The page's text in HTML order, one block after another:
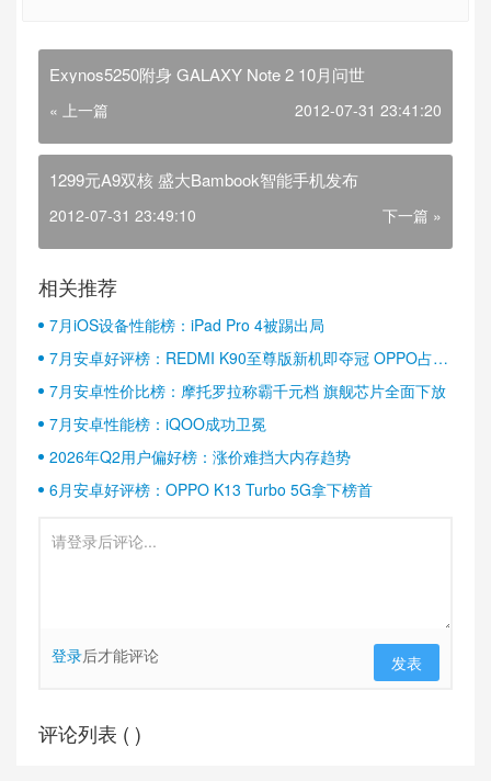
Exynos5250附身 GALAXY Note 2 10月问世
« 上一篇 2012-07-31 23:41:20
1299元A9双核 盛大Bambook智能手机发布
2012-07-31 23:49:10 下一篇 »
相关推荐
7月iOS设备性能榜：iPad Pro 4被踢出局
7月安卓好评榜：REDMI K90至尊版新机即夺冠 OPPO占据
半壁江山
7月安卓性价比榜：摩托罗拉称霸千元档 旗舰芯片全面下放
7月安卓性能榜：iQOO成功卫冕
2026年Q2用户偏好榜：涨价难挡大内存趋势
6月安卓好评榜：OPPO K13 Turbo 5G拿下榜首
登录后才能评论 发表
评论列表 ( )